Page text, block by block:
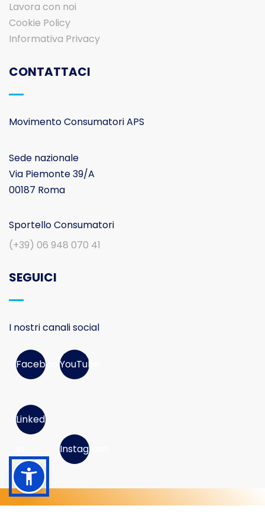
Lavora con noi
Cookie Policy
Informativa Privacy
CONTATTACI
Movimento Consumatori APS
Sede nazionale
Via Piemonte 39/A
00187 Roma
Sportello Consumatori
(+39) 06 948 070 41
SEGUICI
I nostri canali social
FacebookYouTube
Linked
Instagram